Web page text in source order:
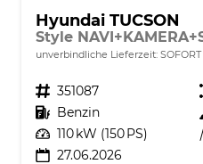
Hyundai TUCSON
unverbindliche Lieferzeit: SOFORT
Fahrzeugnr. 351087
Kraftstoff Benzin
Leistung 110 kW (150 PS)
27.06.2026